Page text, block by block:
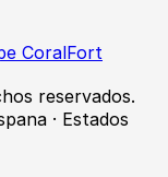
CoralFort
reservados.
· Estados